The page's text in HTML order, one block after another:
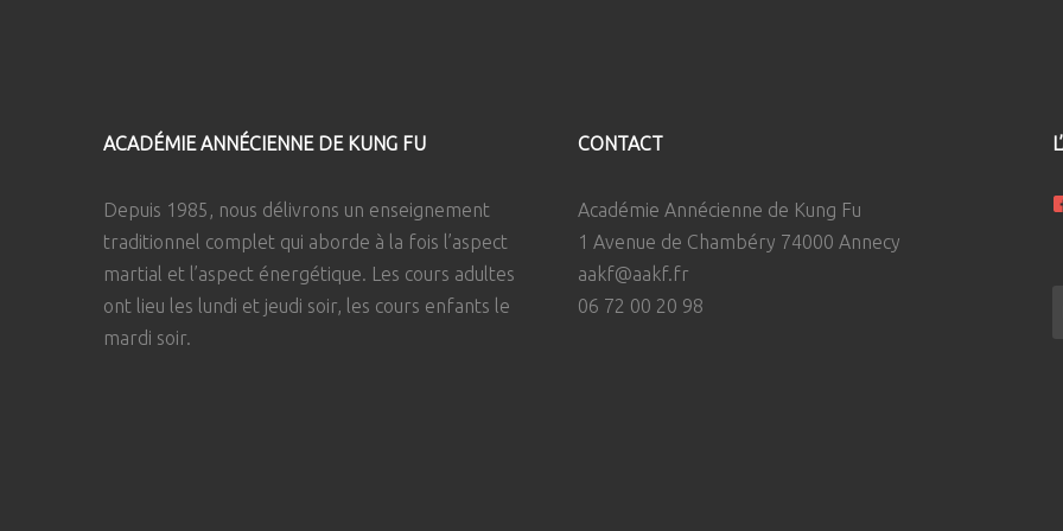
ACADÉMIE ANNÉCIENNE DE KUNG FU
Depuis 1985, nous délivrons un enseignement
traditionnel complet qui aborde à la fois l’aspect
martial et l’aspect énergétique. Les cours adultes
ont lieu les lundi et jeudi soir, les cours enfants le
mardi soir.
CONTACT
Académie Annécienne de Kung Fu
1 Avenue de Chambéry 74000 Annecy
aakf@aakf.fr
06 72 00 20 98